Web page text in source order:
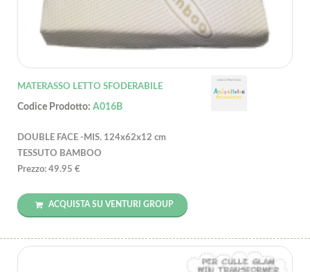
MATERASSO LETTO SFODERABILE
Codice Prodotto: A016B
DOUBLE FACE -MIS. 124x62x12 cm
TESSUTO BAMBOO
Prezzo: 49.95 €
ACQUISTA SU VENTURI GROUP